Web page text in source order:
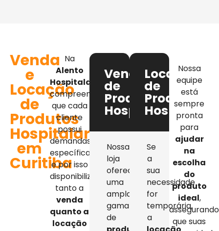
Venda
e
Locação
de
Produtos
Hospitalares
em
Curitiba
Na
Alento
Hospitalar
compreendemos
que cada
cliente
possui
demandas
específicas,
e por isso
disponibilizamos
tanto a
venda
quanto a
locação
Venda
de
Produtos
Hospitalares
Nossa
loja
oferece
uma
ampla
gama
de
Locação
de
Produtos
Se
a
sua
necessidade
for
temporária,
a
Nossa
equipe
está
sempre
pronta
para
ajudar
na
escolha
do
produto
ideal,
assegurando
que suas